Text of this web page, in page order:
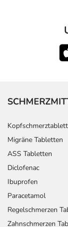
Migräne Tabletten
ASS Tabletten
Diclofenac
Ibuprofen
Paracetamol
Regelschmerzen
Zahnschmerzen